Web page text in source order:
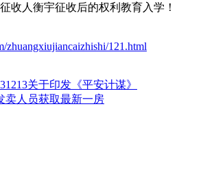
收人衡宇征收后的权利教育入学！
zhuangxiujiancaizhishi/121.html
关于印发《平安计谋》
卖人员获取最新一房